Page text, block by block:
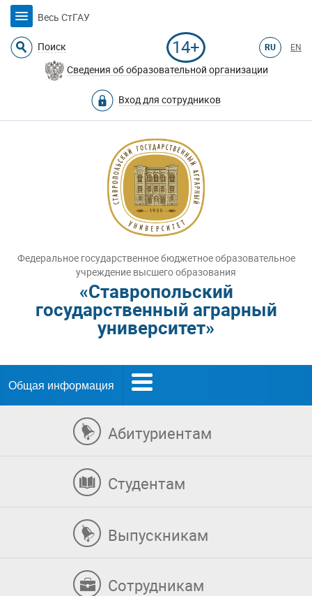
Весь СтГАУ
Поиск 14+ RU EN
Сведения об образовательной организации
Вход для сотрудников
Федеральное государственное бюджетное образовательное
учреждение высшего образования
«Ставропольский
государственный аграрный
университет»
Общая информация
Абитуриентам
Студентам
Выпускникам
Сотрудникам